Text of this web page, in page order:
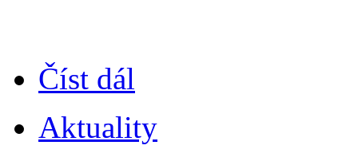
Číst dál
Aktuality